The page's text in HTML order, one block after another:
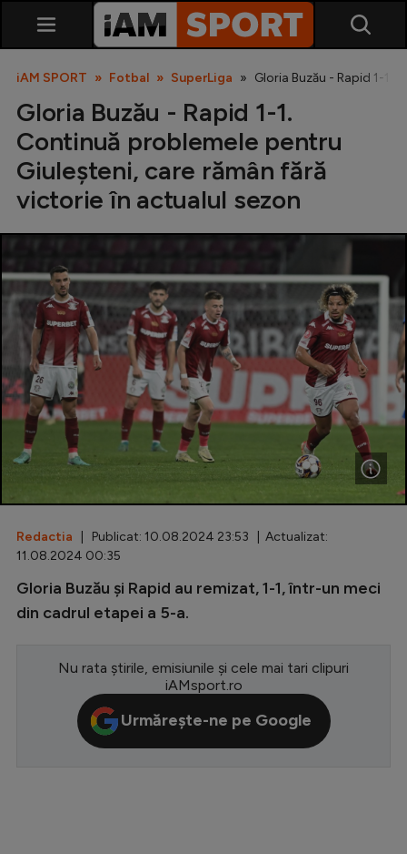
SuperLiga
Liga 2
Cupa României
Echipa Națională
U21
Fotbal feminin
Special
Inedit
Clasamente
Europa League
Conference League
CM 2026
iAM SPORT Fotbal SuperLiga Gloria Buzău - Rapid 1-1.
Gloria Buzău - Rapid 1-1.
Continuă problemele pentru
Giuleșteni, care rămân fără
victorie în actualul sezon
Redactia | Publicat: 10.08.2024 23:53 | Actualizat:
11.08.2024 00:35
Gloria Buzău și Rapid au remizat, 1-1, într-un meci
din cadrul etapei a 5-a.
Nu rata știrile, emisiunile și cele mai tari clipuri
iAMsport.ro
Urmărește-ne pe Google